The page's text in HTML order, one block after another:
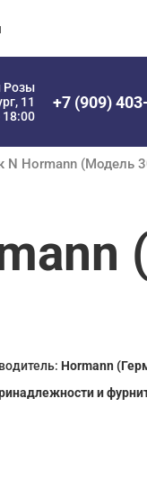
Розы
11
18:00
+7 (909)
N Hormann (Модель
Hormann
и